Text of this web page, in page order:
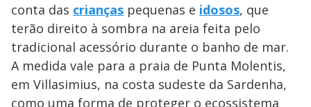
conta das crianças pequenas e idosos, que
terão direito à sombra na areia feita pelo
tradicional acessório durante o banho de mar.
A medida vale para a praia de Punta Molentis,
em Villasimius, na costa sudeste da Sardenha,
como uma forma de proteger o ecossistema